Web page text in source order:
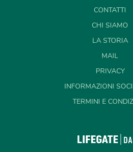
CONTATTI
CHI SIAMO
LA STORIA
MAIL
PRIVACY
INFORMAZIONI
TERMINI E